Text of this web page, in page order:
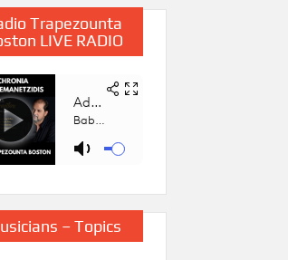
Trapezounta
LIVE RADIO
– Topics